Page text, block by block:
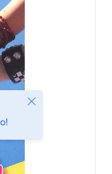
Cerrar